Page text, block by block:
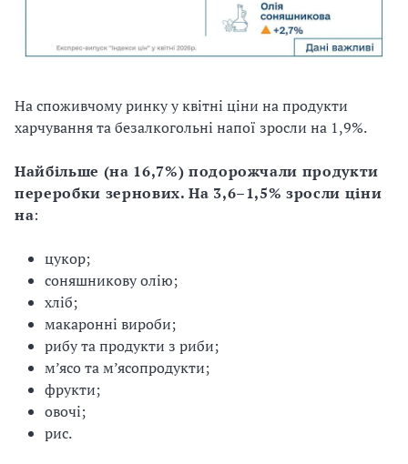
На споживчому ринку у квітні ціни на продукти
харчування та безалкогольні напої зросли на 1,9%.
Найбільше (на 16,7%) подорожчали продукти
переробки зернових. На 3,6–1,5% зросли ціни
на:
цукор;
соняшникову олію;
хліб;
макаронні вироби;
рибу та продукти з риби;
м’ясо та м’ясопродукти;
фрукти;
овочі;
рис.